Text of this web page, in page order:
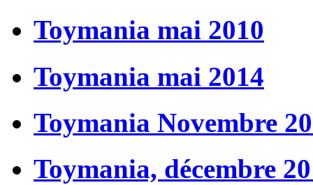
Toymania mai 2010
Toymania mai 2014
Toymania Novembre
Toymania, décembre